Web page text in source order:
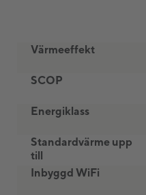
Värmeeffekt
SCOP
Energiklass
Standardvärme upp
till
Inbyggd WiFi